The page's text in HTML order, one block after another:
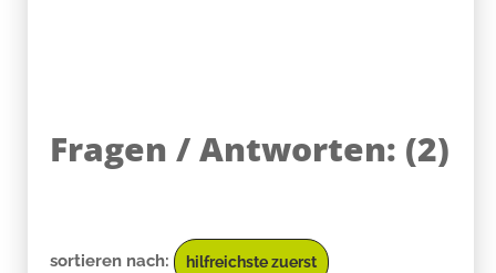
Fragen / Antworten: (2)
sortieren nach: hilfreichste zuerst